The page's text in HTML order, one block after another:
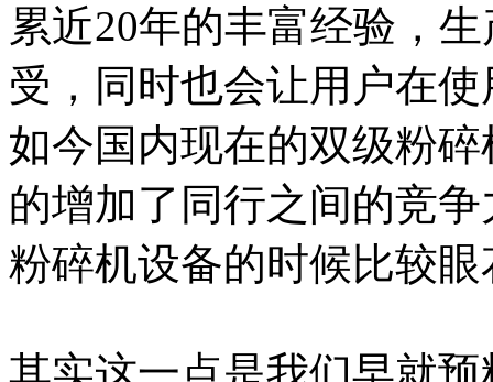
累近20年的丰富经验，
受，同时也会让用户在使
如今国内现在的双级粉
的增加了同行之间的竞
粉碎机设备的时候比较
其实这一点是我们早就